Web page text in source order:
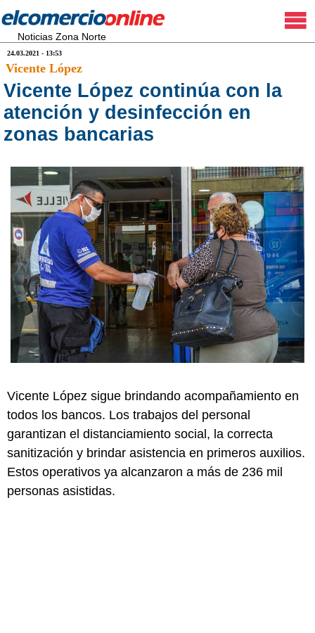
Noticias Zona Norte
24.03.2021 - 13:53
Vicente López
Vicente López continúa con la
atención y desinfección en
zonas bancarias
Vicente López sigue brindando acompañamiento en
todos los bancos. Los trabajos del personal
garantizan el distanciamiento social, la correcta
sanitización y brindar asistencia en primeros auxilios.
Estos operativos ya alcanzaron a más de 236 mil
personas asistidas.